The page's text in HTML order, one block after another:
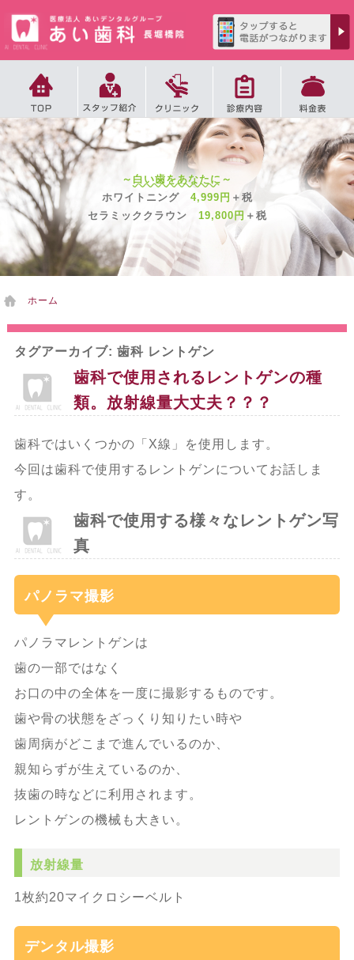
土・日・祝日を含め夜10時まで診療、
突然の歯のトラブルにも全て対応いたします。
～ 白い歯をあなたに ～
ホワイトニング 4,999円 ＋税
セラミッククラウン 19,800円 ＋税
2分
徒歩4分
徒歩6分
ホーム
タグアーカイブ: 歯科 レントゲン
歯科で使用されるレントゲンの種
類。放射線量大丈夫？？？
歯科ではいくつかの「X線」を使用します。
今回は歯科で使用するレントゲンについてお話しま
す。
歯科で使用する様々なレントゲン写
真
パノラマ撮影
パノラマレントゲンは
歯の一部ではなく
お口の中の全体を一度に撮影するものです。
歯や骨の状態をざっくり知りたい時や
歯周病がどこまで進んでいるのか、
親知らずが生えているのか、
抜歯の時などに利用されます。
レントゲンの機械も大きい。
放射線量
1枚約20マイクロシーベルト
デンタル撮影